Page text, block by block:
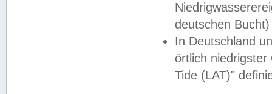
deutschen
In Deutschland
örtlich
Tide (LAT)"